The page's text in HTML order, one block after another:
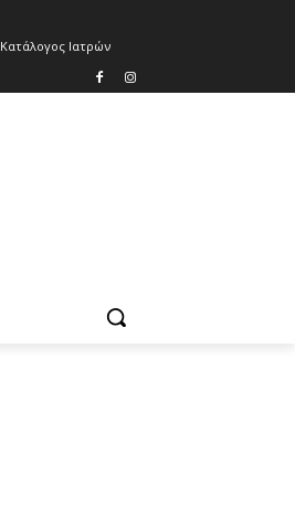
Κατάλογος Ιατρών